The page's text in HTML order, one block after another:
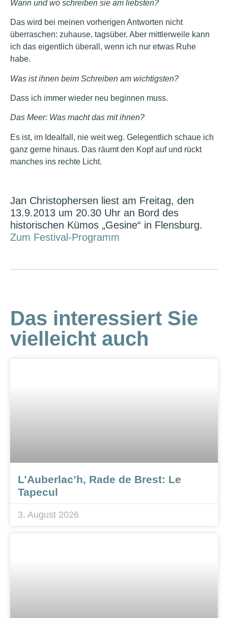
Wann und wo schreiben sie am liebsten?
Das wird bei meinen vorherigen Antworten nicht
überraschen: zuhause, tagsüber. Aber mittlerweile kann
ich das eigentlich überall, wenn ich nur etwas Ruhe
habe.
Was ist ihnen beim Schreiben am wichtigsten?
Dass ich immer wieder neu beginnen muss.
Das Meer: Was macht das mit ihnen?
Es ist, im Idealfall, nie weit weg. Gelegentlich schaue ich
ganz gerne hinaus. Das räumt den Kopf auf und rückt
manches ins rechte Licht.
Jan Christophersen liest am Freitag, den
13.9.2013 um 20.30 Uhr an Bord des
historischen Kümos „Gesine“ in Flensburg.
Zum Festival-Programm
Das interessiert Sie
vielleicht auch
L’Auberlac’h, Rade de Brest: Le
Tapecul
3. August 2026